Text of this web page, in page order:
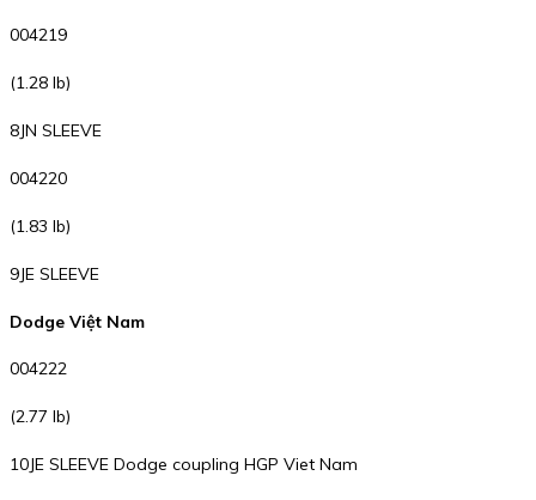
004219
(1.28 lb)
8JN SLEEVE
004220
(1.83 lb)
9JE SLEEVE
Dodge Việt Nam
004222
(2.77 lb)
10JE SLEEVE Dodge coupling HGP Viet Nam